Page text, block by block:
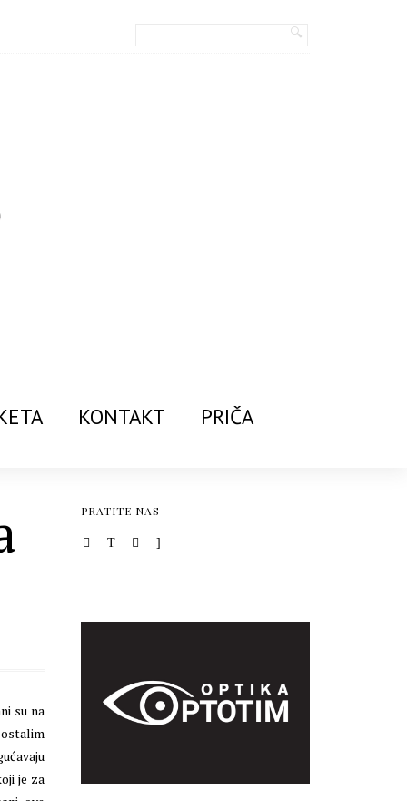
KONTAKT PRIČA
su na
je za
PRATITE NAS